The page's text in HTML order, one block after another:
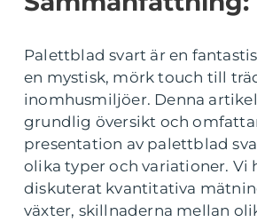
Palettblad svart är en
en mystisk, mörk touch till
inomhusmiljöer. Denna
grundlig översikt och
presentation av palettblad
olika typer och variationer. Vi
diskuterat kvantitativa
växter, skillnaderna mellan